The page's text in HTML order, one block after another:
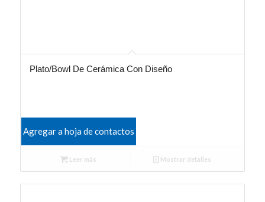
Plato/Bowl De Cerámica Con Diseño
Agregar a hoja de contactos
Leer más Mostrar detalles